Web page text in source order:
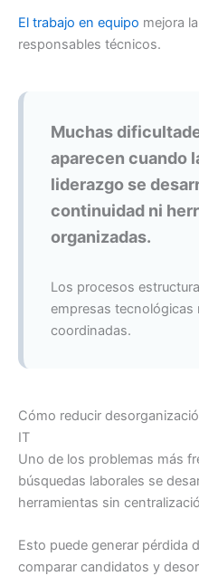
El trabajo en equipo mejora
responsables técnicos.
Muchas
aparecen cuando
liderazgo se
continuidad ni
organizadas.
Los procesos
empresas
coordinadas.
Cómo reducir
IT
Uno de los problemas más
búsquedas laborales se
herramientas sin
Esto puede generar pérdida
comparar candidatos y